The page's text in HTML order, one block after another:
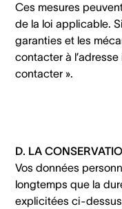
Ces mesures
de la loi applicable.
garanties et les
contacter à
contacter ».
D. LA
Vos données
longtemps que la
explicitées ci-